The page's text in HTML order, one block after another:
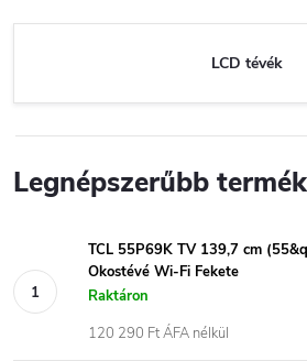
LCD tévék
Legnépszerűbb
TCL 55P69K TV 139,7 cm
Okostévé Wi-Fi Fekete
Raktáron
120 290 Ft ÁFA nélkül